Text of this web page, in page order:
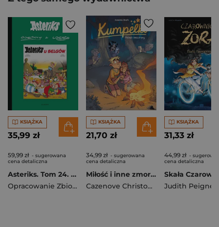
KSIĄŻKA
35,99 zł
59,99 zł - sugerowana
cena detaliczna
Asteriks. Tom 24. Asteriks u Belgów
Opracowanie Zbiorowe
KSIĄŻKA
21,70 zł
34,99 zł - sugerowana
cena detaliczna
Miłość i inne zmory. Kumpelki. Tom 13
Cazenove Christophe
,Philippe
KSIĄŻKA
31,33 zł
44,99 zł -
cena detaliczna
Judith Peignen